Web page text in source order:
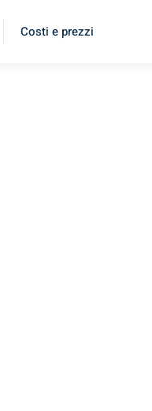
Costi e prezzi